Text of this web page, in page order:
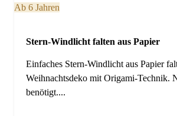
Ab 6 Jahren
Stern-Windlicht falten aus Papier
Einfaches Stern-Windlicht aus Papier
Weihnachtsdeko mit Origami-Technik.
benötigt....